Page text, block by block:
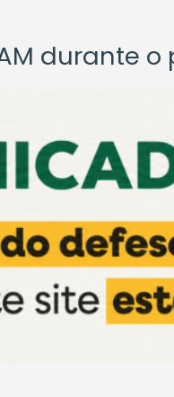
durante o